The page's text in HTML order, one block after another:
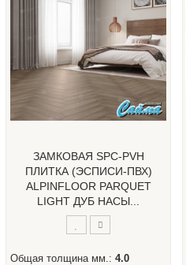
ЗАМКОВАЯ SPC-PVH
ПЛИТКА (ЭСПИСИ-ПВХ)
ALPINFLOOR PARQUET
LIGHT ДУБ НАСЫ...
Общая толщина мм.: 4.0